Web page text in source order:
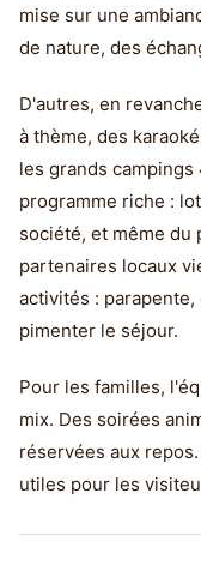
mise sur une
de nature, des
D'autres, en
à thème, des
les grands
programme riche :
société, et même du
partenaires locaux
activités :
pimenter le séjour.
Pour les familles,
mix. Des soirées
réservées aux
utiles pour les